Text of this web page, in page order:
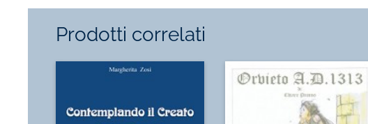
Prodotti correlati